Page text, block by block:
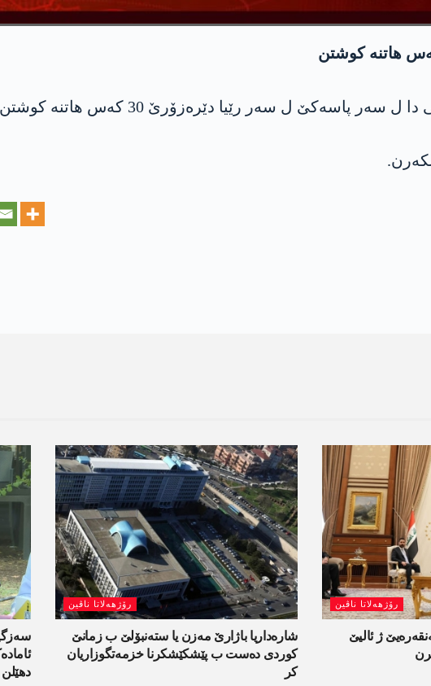
دێرەزۆرێ 30 کەس ھاتنە کوشتن و 8 کەس ژی بریندار بوون.
دھێلن
رۆژھەلاتا ناڤین
شارەداریا باژارێ مەزن یا ستەنبۆلێ ب زمانێ
کوردی دەست ب پێشکێشکرنا خزمەتگوزاریان
کر
رۆژھەلاتا ناڤین
ژ ئالیێ